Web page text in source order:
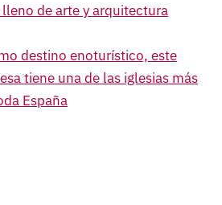
de arte y arquitectura
destino enoturístico, este
tiene una de las iglesias más
España